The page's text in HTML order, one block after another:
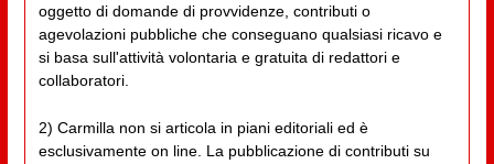
oggetto di domande di provvidenze, contributi o
agevolazioni pubbliche che conseguano qualsiasi ricavo e
si basa sull'attività volontaria e gratuita di redattori e
collaboratori.
2) Carmilla non si articola in piani editoriali ed è
esclusivamente on line. La pubblicazione di contributi su